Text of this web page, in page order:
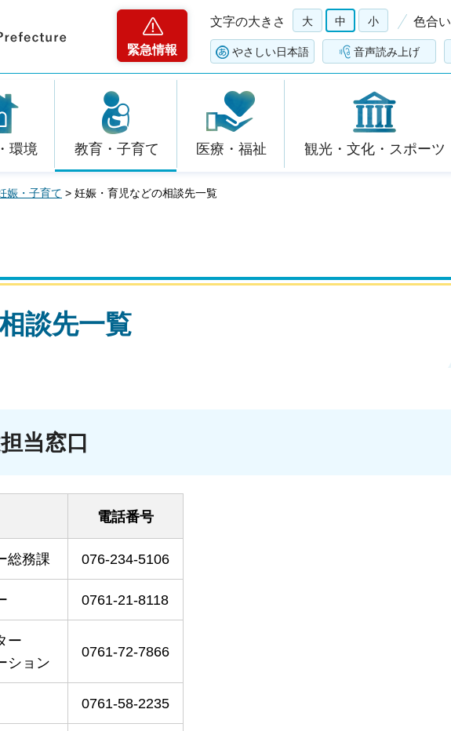
緊急情報
文字の大きさ 大 中 小 色合い
やさしい日本語 音声読み上げ
環境 教育・子育て 医療・福祉 観光・文化・スポーツ
娠・子育て > 妊娠・育児などの相談先一覧
談先一覧
当窓口
電話番号
総務課 076-234-5106
0761-21-8118
ー
ション
0761-72-7866
0761-58-2235